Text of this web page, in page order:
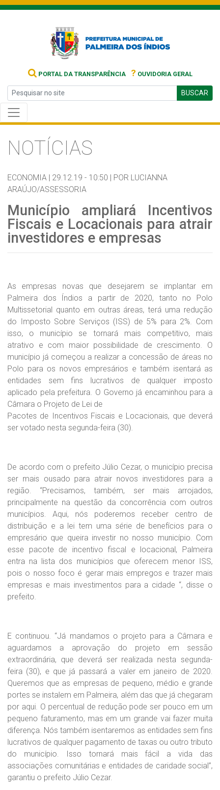
PORTAL DA TRANSPARÊNCIA ? OUVIDORIA GERAL
BUSCAR
NOTÍCIAS
ECONOMIA | 29.12.19 - 10:50 | POR LUCIANNA
ARAÚJO/ASSESSORIA
Município ampliará Incentivos
Fiscais e Locacionais para atrair
investidores e empresas
As empresas novas que desejarem se implantar em
Palmeira dos Índios a partir de 2020, tanto no Polo
Multissetorial quanto em outras áreas, terá uma redução
do Imposto Sobre Serviços (ISS) de 5% para 2%. Com
isso, o município se tornará mais competitivo, mais
atrativo e com maior possibilidade de crescimento. O
município já começou a realizar a concessão de áreas no
Polo para os novos empresários e também isentará as
entidades sem fins lucrativos de qualquer imposto
aplicado pela prefeitura. O Governo já encaminhou para a
Câmara o Projeto de Lei de
Pacotes de Incentivos Fiscais e Locacionais, que deverá
ser votado nesta segunda-feira (30).
De acordo com o prefeito Júlio Cezar, o município precisa
ser mais ousado para atrair novos investidores para a
região. “Precisamos, também, ser mais arrojados,
principalmente na questão da concorrência com outros
municípios. Aqui, nós poderemos receber centro de
distribuição e a lei tem uma série de benefícios para o
empresário que queira investir no nosso município. Com
esse pacote de incentivo fiscal e locacional, Palmeira
entra na lista dos municípios que oferecem menor ISS,
pois o nosso foco é gerar mais empregos e trazer mais
empresas e mais investimentos para a cidade “, disse o
prefeito.
E continuou. “Já mandamos o projeto para a Câmara e
aguardamos a aprovação do projeto em sessão
extraordinária, que deverá ser realizada nesta segunda-
feira (30), e que já passará a valer em janeiro de 2020.
Queremos que as empresas de pequeno, médio e grande
portes se instalem em Palmeira, além das que já chegaram
por aqui. O percentual de redução pode ser pouco em um
pequeno faturamento, mas em um grande vai fazer muita
diferença. Nós também isentaremos as entidades sem fins
lucrativos de qualquer pagamento de taxas ou outro tributo
do município. Isso tornará mais fácil a vida das
associações comunitárias e entidades de caridade social”,
garantiu o prefeito Júlio Cezar.